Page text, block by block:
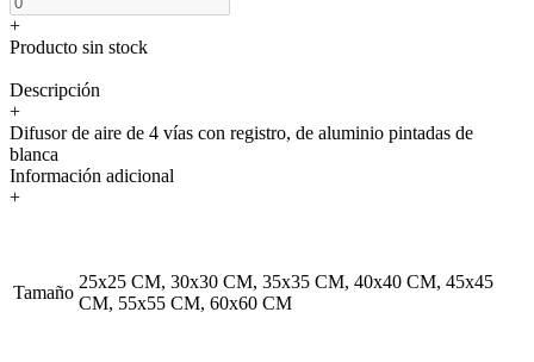
+
Producto sin stock
Descripción
+
Difusor de aire de 4 vías con registro, de aluminio pintadas de
blanca
Información adicional
+
Tamaño
25x25 CM, 30x30 CM, 35x35 CM, 40x40 CM, 45x45
CM, 55x55 CM, 60x60 CM